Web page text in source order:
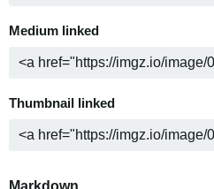
Medium linked
Thumbnail linked
Markdown